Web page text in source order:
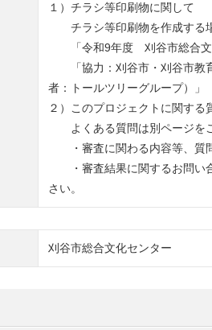
１）チラシ等印刷物に関して
チラシ等印刷物を作成する
「令和9年度 刈谷市総合文
「協力：刈谷市・刈谷市教
者：トールツリーグループ）」
２）このプロジェクトに関する
よくある質問は別ページをご
・審査に関わる内容等、質問
・審査結果に関するお問い
さい。
刈谷市総合文化センター